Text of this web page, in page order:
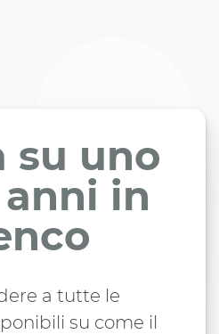
su uno
in
a tutte le
su come il